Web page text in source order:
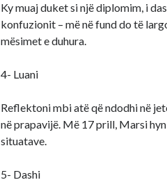
Ky muaj duket si një diplomim, i
konfuzionit – më në fund do të
mësimet e duhura.
4- Luani
Reflektoni mbi atë që ndodhi në
në prapavijë. Më 17 prill, Marsi
situatave.
5- Dashi